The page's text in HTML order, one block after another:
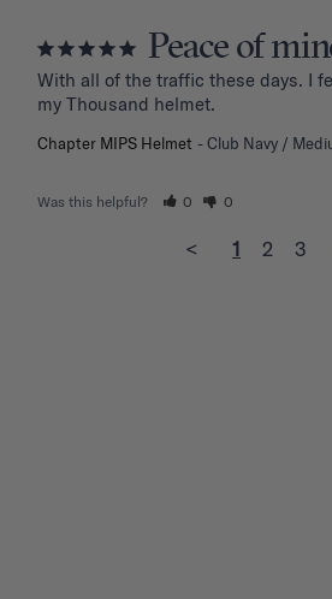
Peace of
With all of the traffic these days. I
my Thousand helmet.
Chapter MIPS Helmet Club Navy /
Was this helpful? 0 0
< 1 2 3